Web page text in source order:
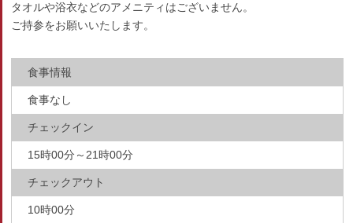
タオルや浴衣などのアメニティはございません。
ご持参をお願いいたします。
食事情報
食事なし
チェックイン
15時00分～21時00分
チェックアウト
10時00分